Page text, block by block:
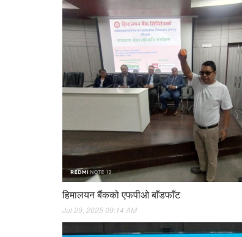
हिमालयन बैंकको एफपीओ बाँडफाँट
Jul 29, 2025 09:14 AM